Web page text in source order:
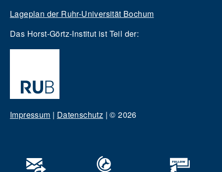
Lageplan der Ruhr-Universität Bochum
Das Horst-Görtz-Institut ist Teil der:
Impressum | Datenschutz |© 2026